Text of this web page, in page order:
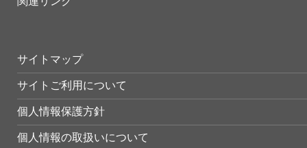
サイトマップ
サイトご利用について
個人情報保護方針
個人情報の取扱いについて